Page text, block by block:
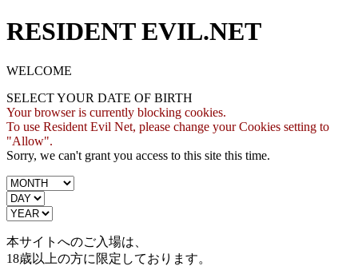
RESIDENT EVIL.NET
WELCOME
SELECT YOUR DATE OF BIRTH
Your browser is currently blocking cookies.
To use Resident Evil Net, please change your Cookies setting to
"Allow".
Sorry, we can't grant you access to this site this time.
本サイトへのご入場は、
18歳以上の方に限定しております。